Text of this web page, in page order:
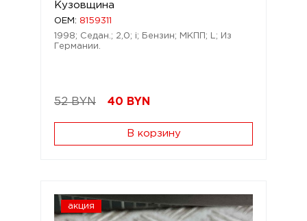
Кузовщина
OEM: 8159311
1998; Седан.; 2,0; i; Бензин; МКПП; L; Из
Германии.
52 BYN 40 BYN
В корзину
акция